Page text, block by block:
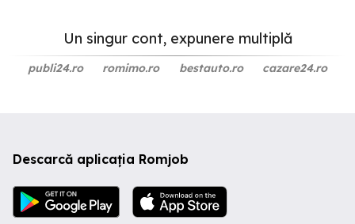
Un singur cont, expunere multiplă
publi24.ro romimo.ro bestauto.ro cazare24.ro
Descarcă aplicația Romjob